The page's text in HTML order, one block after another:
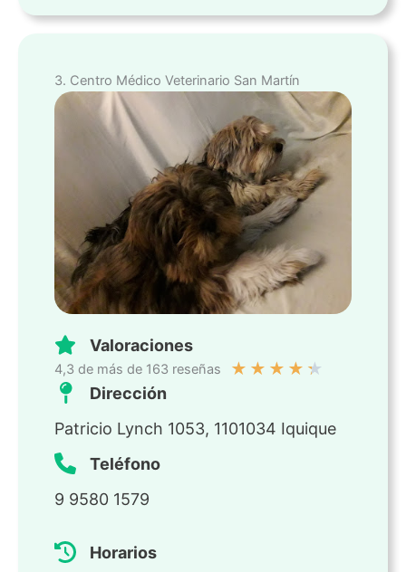
3. Centro Médico Veterinario San Martín
Valoraciones
4,3 de más de 163 reseñas ★ ★ ★ ★ ★
Dirección
Patricio Lynch 1053, 1101034 Iquique
Teléfono
9 9580 1579
Horarios